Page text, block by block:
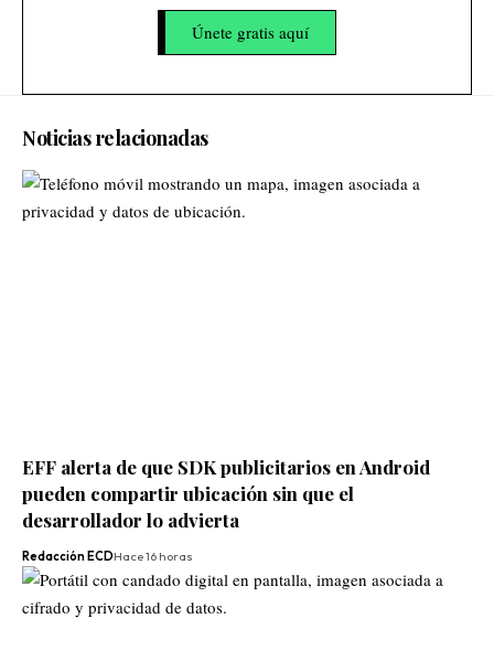
Únete gratis aquí
Noticias relacionadas
EFF alerta de que SDK publicitarios en Android
pueden compartir ubicación sin que el
desarrollador lo advierta
Redacción ECDHace 16 horas